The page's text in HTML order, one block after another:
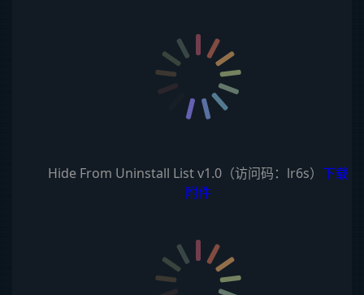
Hide From Uninstall List v1.0（访问码：lr6s） 下载
附件